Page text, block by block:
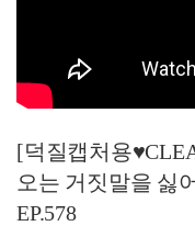
[덕질캡처용
오는 거짓말을 싫
EP.578